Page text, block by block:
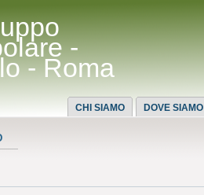
-
- Roma
CHI SIAMO DOVE SIAMO